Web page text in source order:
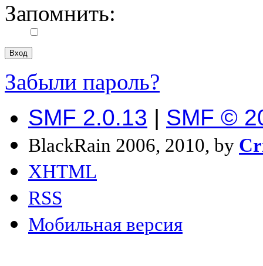
Запомнить:
Забыли пароль?
SMF 2.0.13 | SMF ©
BlackRain 2006, 2010, by
XHTML
RSS
Мобильная версия